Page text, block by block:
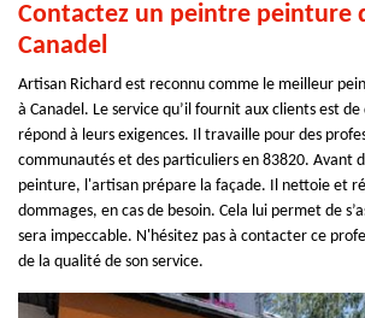
Contactez un peintre peinture
Canadel
Artisan Richard est reconnu comme le meilleur
à Canadel. Le service qu’il fournit aux clients est
répond à leurs exigences. Il travaille pour des
communautés et des particuliers en 83820. Avant
peinture, l'artisan prépare la façade. Il nettoie et
dommages, en cas de besoin. Cela lui permet de
sera impeccable. N'hésitez pas à contacter ce
de la qualité de son service.